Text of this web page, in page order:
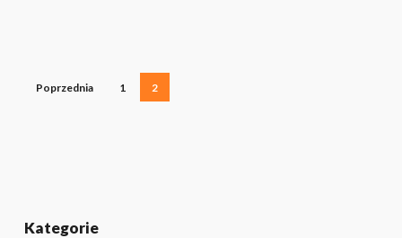
Poprzednia 1 2
Kategorie